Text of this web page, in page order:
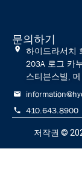
문의하기
하이드라서치
203A 로그 카
스티븐스빌,
410.643.8900
저작권 ©